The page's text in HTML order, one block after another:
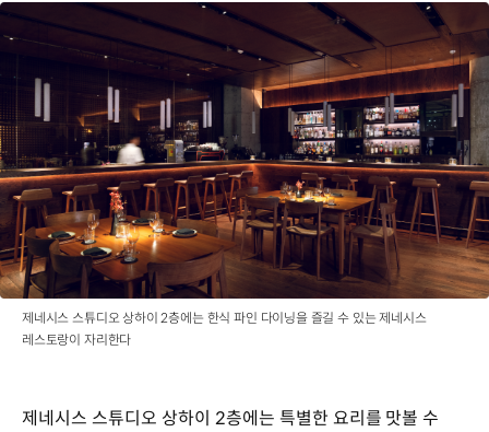
제네시스 스튜디오 상하이 2층에는 한식 파인 다이닝을 즐길 수 있는 제네시스
레스토랑이 자리한다
제네시스 스튜디오 상하이 2층에는 특별한 요리를 맛볼 수